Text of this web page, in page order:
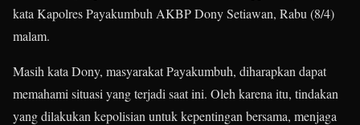
kata Kapolres Payakumbuh AKBP Dony Setiawan, Rabu (8/4)
malam.
Masih kata Dony, masyarakat Payakumbuh, diharapkan dapat
memahami situasi yang terjadi saat ini. Oleh karena itu, tindakan
yang dilakukan kepolisian untuk kepentingan bersama, menjaga